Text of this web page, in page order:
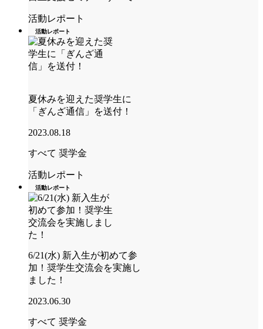
活動レポート
活動レポート
夏休みを迎えた奨学生に
「ぎんざ通信」を送付！
2023.08.18
すべて 奨学金
活動レポート
活動レポート
6/21(水) 新入生が初めて参
加！奨学生交流会を実施し
ました！
2023.06.30
すべて 奨学金